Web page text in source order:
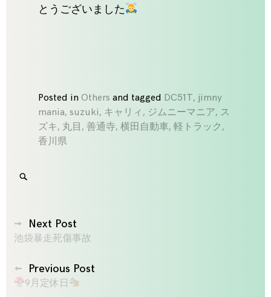
とうございました
Posted inOthers and tagged DC51T, jimny
mania,suzuki, キャリィ , ジムニーマニア, ス
ズキ, 丸目 ,善通寺,横田自動車,軽トラック ,
香川県
Search
投
稿
ナ
ビ
Next Post
池袋暴走死傷事故
Previous Post
9月定休日